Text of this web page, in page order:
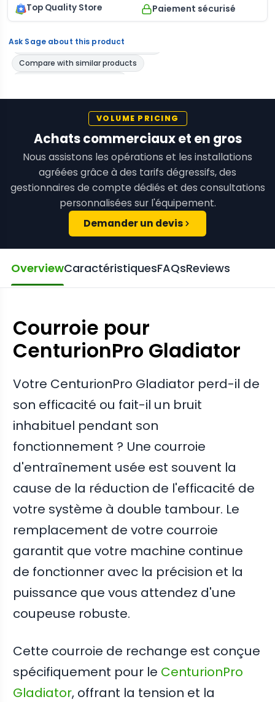
Top Quality Store Paiement sécurisé
Ask Sage about this product
VOLUME PRICING
Achats commerciaux et en gros
Nous assistons les opérations et les installations
agréées grâce à des tarifs dégressifs, des
gestionnaires de compte dédiés et des consultations
personnalisées sur l'équipement.
Demander un devis
OverviewCaractéristiquesFAQsReviews
Courroie pour
CenturionPro Gladiator
Votre CenturionPro Gladiator perd-il de
son efficacité ou fait-il un bruit
inhabituel pendant son
fonctionnement ? Une courroie
d'entraînement usée est souvent la
cause de la réduction de l'efficacité de
votre système à double tambour. Le
remplacement de votre courroie
garantit que votre machine continue
de fonctionner avec la précision et la
puissance que vous attendez d'une
coupeuse robuste.
Cette courroie de rechange est conçue
spécifiquement pour le CenturionPro
Gladiator, offrant la tension et la